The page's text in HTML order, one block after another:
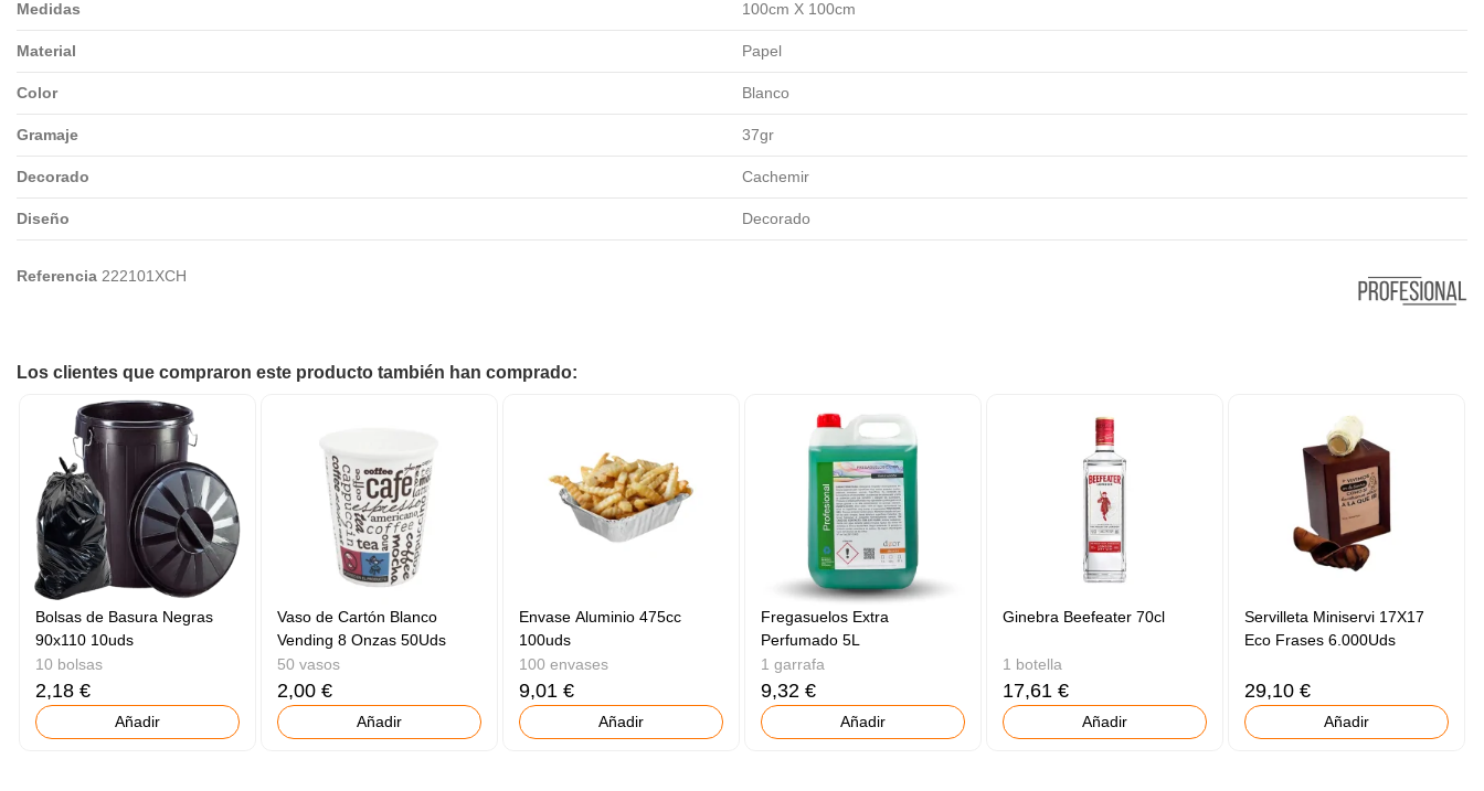
Medidas 100cm X 100cm
Material Papel
Color Blanco
Gramaje 37gr
Decorado Cachemir
Diseño Decorado
Referencia 222101XCH
Los clientes que compraron este producto también han comprado:
Bolsas de Basura Negras
90x110 10uds
10 bolsas
2,18 €
Añadir
Vaso de Cartón Blanco
Vending 8 Onzas 50Uds
50 vasos
2,00 €
Añadir
Envase Aluminio 475cc
100uds
100 envases
9,01 €
Añadir
Fregasuelos Extra
Perfumado 5L
1 garrafa
9,32 €
Añadir
Ginebra Beefeater 70cl
1 botella
17,61 €
Añadir
Servilleta Miniservi 17X17
Eco Frases 6.000Uds
29,10 €
Añadir